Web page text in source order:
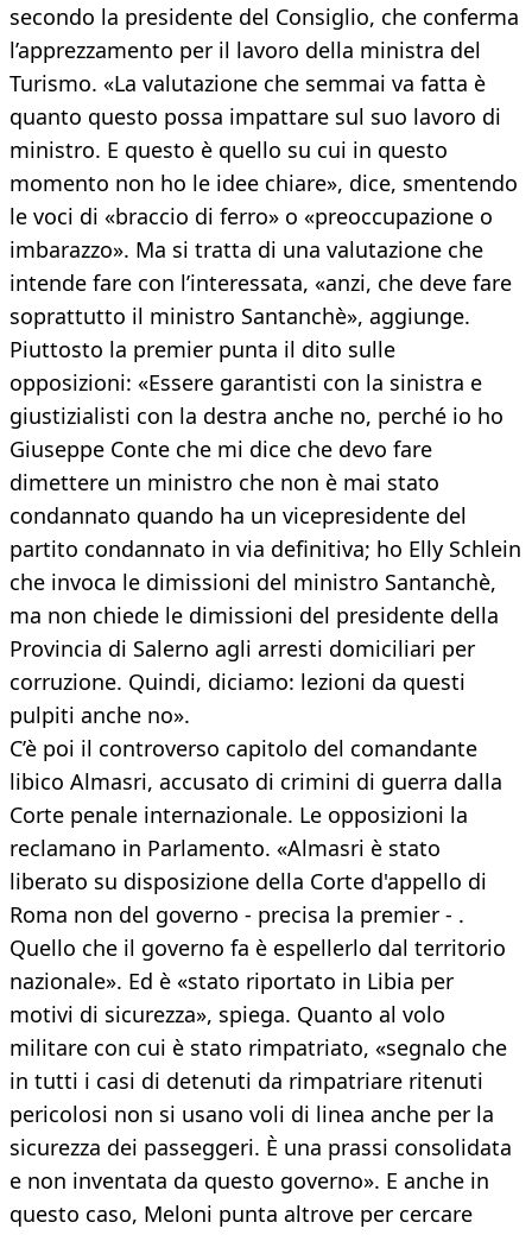
secondo la presidente del Consiglio, che conferma
l’apprezzamento per il lavoro della ministra del
Turismo. «La valutazione che semmai va fatta è
quanto questo possa impattare sul suo lavoro di
ministro. E questo è quello su cui in questo
momento non ho le idee chiare», dice, smentendo
le voci di «braccio di ferro» o «preoccupazione o
imbarazzo». Ma si tratta di una valutazione che
intende fare con l’interessata, «anzi, che deve fare
soprattutto il ministro Santanchè», aggiunge.
Piuttosto la premier punta il dito sulle
opposizioni: «Essere garantisti con la sinistra e
giustizialisti con la destra anche no, perché io ho
Giuseppe Conte che mi dice che devo fare
dimettere un ministro che non è mai stato
condannato quando ha un vicepresidente del
partito condannato in via definitiva; ho Elly Schlein
che invoca le dimissioni del ministro Santanchè,
ma non chiede le dimissioni del presidente della
Provincia di Salerno agli arresti domiciliari per
corruzione. Quindi, diciamo: lezioni da questi
pulpiti anche no».
C’è poi il controverso capitolo del comandante
libico Almasri, accusato di crimini di guerra dalla
Corte penale internazionale. Le opposizioni la
reclamano in Parlamento. «Almasri è stato
liberato su disposizione della Corte d'appello di
Roma non del governo - precisa la premier - .
Quello che il governo fa è espellerlo dal territorio
nazionale». Ed è «stato riportato in Libia per
motivi di sicurezza», spiega. Quanto al volo
militare con cui è stato rimpatriato, «segnalo che
in tutti i casi di detenuti da rimpatriare ritenuti
pericolosi non si usano voli di linea anche per la
sicurezza dei passeggeri. È una prassi consolidata
e non inventata da questo governo». E anche in
questo caso, Meloni punta altrove per cercare